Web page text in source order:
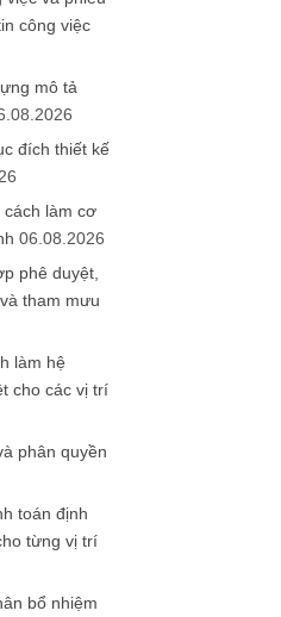
công việc
mô tả
đích thiết kế
làm cơ
06.08.2026
phê duyệt,
tham mưu
làm hệ
cho các vị trí
phân quyền
toán định
từng vị trí
bổ nhiệm